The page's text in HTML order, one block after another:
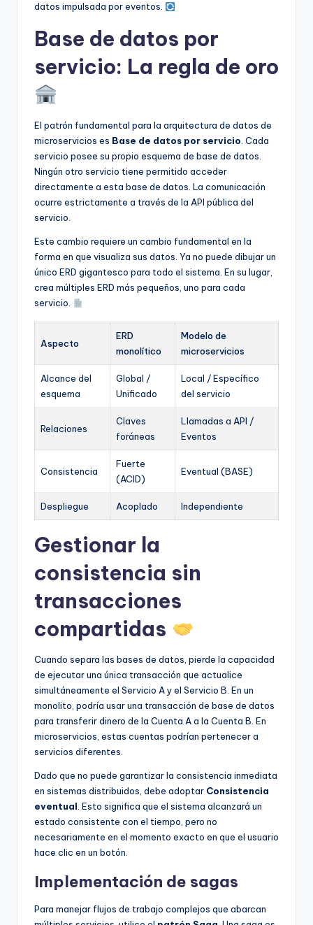
datos impulsada por eventos.
Base de datos por
servicio: La regla de oro
El patrón fundamental para la arquitectura de datos de
microservicios es Base de datos por servicio. Cada
servicio posee su propio esquema de base de datos.
Ningún otro servicio tiene permitido acceder
directamente a esta base de datos. La comunicación
ocurre estrictamente a través de la API pública del
servicio.
Este cambio requiere un cambio fundamental en la
forma en que visualiza sus datos. Ya no puede dibujar un
único ERD gigantesco para todo el sistema. En su lugar,
crea múltiples ERD más pequeños, uno para cada
servicio.
Aspecto
ERD
monolítico
Modelo de
microservicios
Alcance del
esquema
Global /
Unificado
Local / Específico
del servicio
Relaciones
Claves
foráneas
Llamadas a API /
Eventos
Consistencia
Fuerte
(ACID)
Eventual (BASE)
Despliegue Acoplado Independiente
Gestionar la
consistencia sin
transacciones
compartidas
Cuando separa las bases de datos, pierde la capacidad
de ejecutar una única transacción que actualice
simultáneamente el Servicio A y el Servicio B. En un
monolito, podría usar una transacción de base de datos
para transferir dinero de la Cuenta A a la Cuenta B. En
microservicios, estas cuentas podrían pertenecer a
servicios diferentes.
Dado que no puede garantizar la consistencia inmediata
en sistemas distribuidos, debe adoptar Consistencia
eventual. Esto significa que el sistema alcanzará un
estado consistente con el tiempo, pero no
necesariamente en el momento exacto en que el usuario
hace clic en un botón.
Implementación de sagas
Para manejar flujos de trabajo complejos que abarcan